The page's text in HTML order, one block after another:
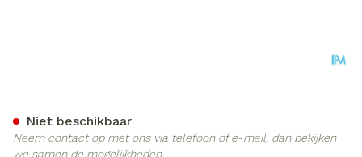
Niet beschikbaar
Neem contact op met ons via telefoon of e-mail, dan bekijken
we samen de mogelijkheden.